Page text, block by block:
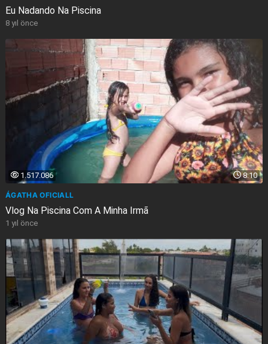
Eu Nadando Na Piscina
8 yıl önce
8:10
1.517.086
ÁGATHA OFICIALL
Vlog Na Piscina Com A Minha Irmã
1 yıl önce